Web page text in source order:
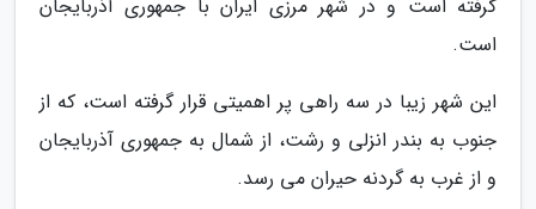
گرفته است و در شهر مرزی ایران با جمهوری آذربایجان
است.
این شهر زیبا در سه راهی پر اهمیتی قرار گرفته است، که از
جنوب به بندر انزلی و رشت، از شمال به جمهوری آذربایجان
و از غرب به گردنه حیران می رسد.